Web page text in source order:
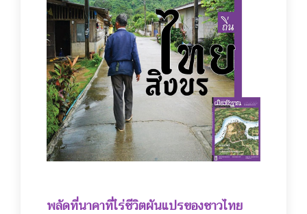
พลัดที่นาคาที่ไร่ชีวิตผันแปรของชาวไทย